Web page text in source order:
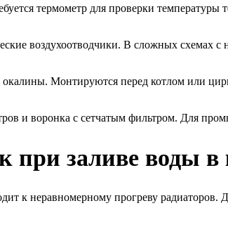
термометр для проверки
воздухоотводчики. В сложных схемах
Монтируются перед котлом или
и воронка с сетчатым фильтром. Для
при заливе воды в
к неравномерному прогреву